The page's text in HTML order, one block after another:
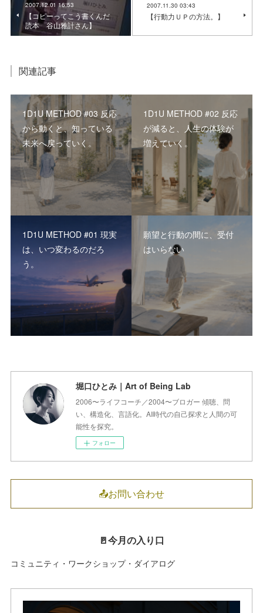
2007.12.01 16:53
【コピーってこう書くんだ
読本 谷山雅計さん】
2007.11.30 03:43
【行動力ＵＰの方法。】
関連記事
1D1U METHOD #03 反応
から動くと、知っている
未来へ戻っていく。
1D1U METHOD #02 反応
が減ると、人生の体験が
増えていく。
1D1U METHOD #01 現実
は、いつ変わるのだろ
う。
願望と行動の間に、受付
はいらない
堀口ひとみ｜Art of Being Lab
2006〜ライフコーチ／2004〜ブロガー 傾聴、問
い、構造化、言語化。AI時代の自己探求と人間の可
能性を探究。
フォロー
📤お問い合わせ
🚪今月の入り口
コミュニティ・ワークショップ・ダイアログ